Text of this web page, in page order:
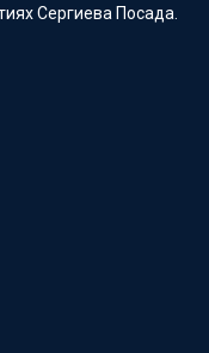
Сергиева Посада.